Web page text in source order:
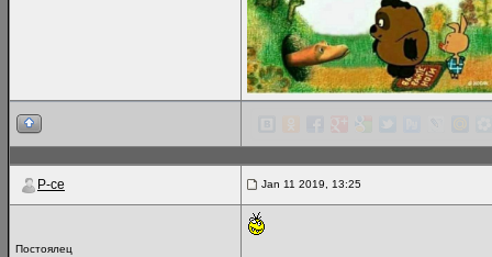
P-ce Jan 11 2019, 13:25
Постоялец